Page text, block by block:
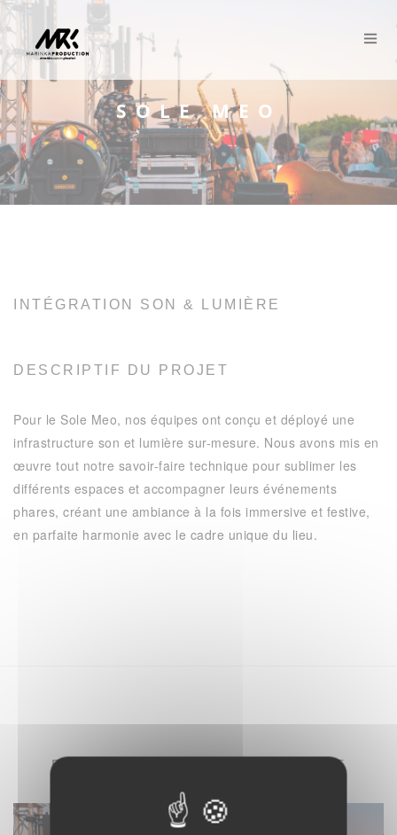
SOLE MEO
INTÉGRATION SON & LUMIÈRE
DESCRIPTIF DU PROJET
Pour le Sole Meo, nos équipes ont conçu et déployé une
infrastructure son et lumière sur-mesure. Nous avons mis en
œuvre tout notre savoir-faire technique pour sublimer les
différents espaces et accompagner leurs événements
phares, créant une ambiance à la fois immersive et festive,
en parfaite harmonie avec le cadre unique du lieu.
DÉCOUVREZ NOTRE ÉVÈNEMENT
Panneau de gestion des cookies